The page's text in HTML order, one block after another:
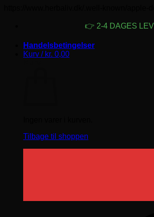
👉 2-4 DAGES
Handelsbetingelser
Kurv / kr. 0,00
Tilbage til shoppen